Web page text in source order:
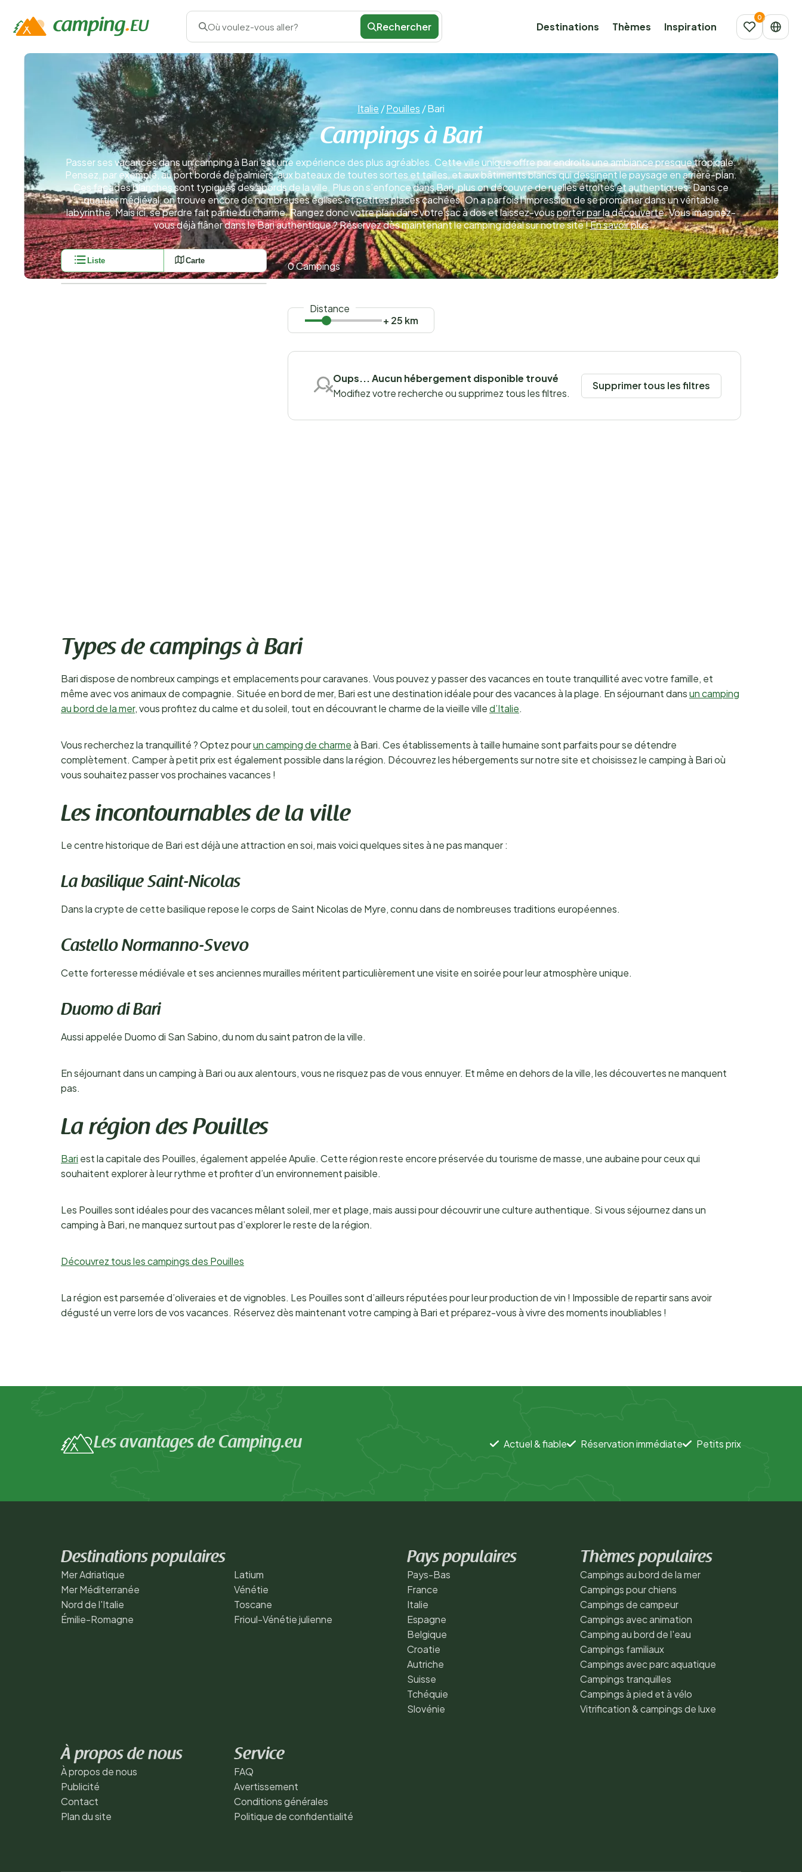
Où voulez-vous aller? Rechercher Destinations Thèmes Inspiration
Italie /Pouilles /Bari
Campings à Bari
Passer ses vacances dans un camping à Bari est une expérience des plus agréables. Cette ville unique offre par endroits une ambiance presque tropicale.
Pensez, par exemple, au port bordé de palmiers, aux bateaux de toutes sortes et tailles, et aux bâtiments blancs qui dessinent le paysage en arrière-plan.
Ces façades blanches sont typiques des abords de la ville. Plus on s’enfonce dans Bari, plus on découvre de ruelles étroites et authentiques. Dans ce
quartier médiéval, on trouve encore de nombreuses églises et petites places cachées. On a parfois l’impression de se promener dans un véritable
labyrinthe. Mais ici, se perdre fait partie du charme. Rangez donc votre plan dans votre sac à dos et laissez-vous porter par la découverte. Vous imaginez-
vous déjà flâner dans le Bari authentique ? Réservez dès maintenant le camping idéal sur notre site !En savoir plus
Liste Carte 0 Campings
Distance
+ 25 km
Oups... Aucun hébergement disponible trouvé
Modifiez votre recherche ou supprimez tous les filtres.
Supprimer tous les filtres
Types de campings à Bari
Bari dispose de nombreux campings et emplacements pour caravanes. Vous pouvez y passer des vacances en toute tranquillité avec votre famille, et
même avec vos animaux de compagnie. Située en bord de mer, Bari est une destination idéale pour des vacances à la plage. En séjournant dansun camping
au bord de la mer, vous profitez du calme et du soleil, tout en découvrant le charme de la vieille villed’Italie.
Vous recherchez la tranquillité ? Optez pourun camping de charmeà Bari. Ces établissements à taille humaine sont parfaits pour se détendre
complètement. Camper à petit prix est également possible dans la région. Découvrez les hébergements sur notre site et choisissez le camping à Bari où
vous souhaitez passer vos prochaines vacances !
Les incontournables de la ville
Le centre historique de Bari est déjà une attraction en soi, mais voici quelques sites à ne pas manquer :
La basilique Saint-Nicolas
Dans la crypte de cette basilique repose le corps de Saint Nicolas de Myre, connu dans de nombreuses traditions européennes.
Castello Normanno-Svevo
Cette forteresse médiévale et ses anciennes murailles méritent particulièrement une visite en soirée pour leur atmosphère unique.
Duomo di Bari
Aussi appelée Duomo di San Sabino, du nom du saint patron de la ville.
En séjournant dans un camping à Bari ou aux alentours, vous ne risquez pas de vous ennuyer. Et même en dehors de la ville, les découvertes ne manquent
pas.
La région des Pouilles
Bari est la capitale des Pouilles, également appelée Apulie. Cette région reste encore préservée du tourisme de masse, une aubaine pour ceux qui
souhaitent explorer à leur rythme et profiter d’un environnement paisible.
Les Pouilles sont idéales pour des vacances mêlant soleil, mer et plage, mais aussi pour découvrir une culture authentique. Si vous séjournez dans un
camping à Bari, ne manquez surtout pas d’explorer le reste de la région.
Découvrez tous les campings des Pouilles
La région est parsemée d’oliveraies et de vignobles. Les Pouilles sont d’ailleurs réputées pour leur production de vin ! Impossible de repartir sans avoir
dégusté un verre lors de vos vacances. Réservez dès maintenant votre camping à Bari et préparez-vous à vivre des moments inoubliables !
Les avantages de Camping.eu Actuel & fiable Réservation immédiate Petits prix
Destinations populaires
Mer Adriatique
Mer Méditerranée
Nord de l'Italie
Émilie-Romagne
Latium
Vénétie
Toscane
Frioul-Vénétie julienne
Pays populaires
Pays-Bas
France
Italie
Espagne
Belgique
Croatie
Autriche
Suisse
Tchéquie
Slovénie
Thèmes populaires
Campings au bord de la mer
Campings pour chiens
Campings de campeur
Campings avec animation
Camping au bord de l'eau
Campings familiaux
Campings avec parc aquatique
Campings tranquilles
Campings à pied et à vélo
Vitrification & campings de luxe
À propos de nous
À propos de nous
Publicité
Contact
Plan du site
Service
FAQ
Avertissement
Conditions générales
Politique de confidentialité